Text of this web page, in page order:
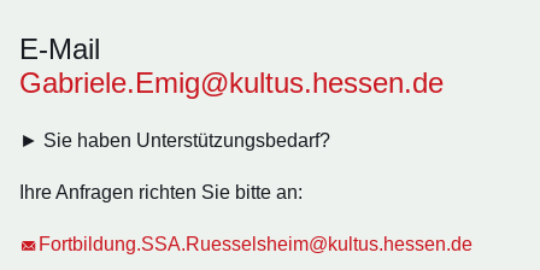
E-Mail
Gabriele.Emig@kultus.hessen.de
► Sie haben Unterstützungsbedarf?
Ihre Anfragen richten Sie bitte an:
Fortbildung.SSA.Ruesselsheim@kultus.hessen.de